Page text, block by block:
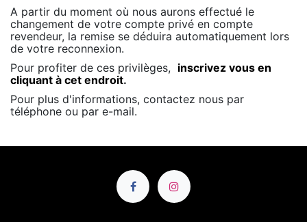
A partir du moment où nous aurons effectué le
changement de votre compte privé en compte
revendeur, la remise se déduira automatiquement lors
de votre reconnexion.
Pour profiter de ces privilèges, inscrivez vous en
cliquant à cet endroit.
Pour plus d'informations, contactez nous par
téléphone ou par e-mail.